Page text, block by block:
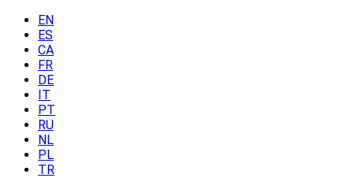
EN
ES
CA
FR
DE
IT
PT
RU
NL
PL
TR